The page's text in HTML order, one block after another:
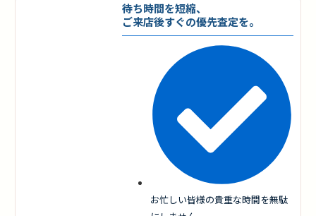
待ち時間を短縮、
ご来店後すぐの優先査定を。
お忙しい皆様の貴重な時間を無駄